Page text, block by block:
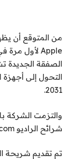
من المتوقع أن
الصفقة الجديدة
التحول إلى أجهزة
2031.
والتزمت الشركة
شرائح الراديو Broadcom وتوسيعها حتى عام 2031…